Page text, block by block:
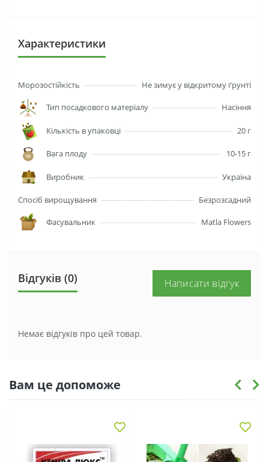
Характеристики
Морозостійкість Не зимує у відкритому ґрунті
Тип посадкового матеріалу Насіння
Кількість в упаковці 20 г
Вага плоду 10-15 г
Виробник Україна
Спосіб вирощування Безрозсадний
Фасувальник Matla Flowers
Відгуків (0) Написати відгук
Немає відгуків про цей товар.
Вам це допоможе